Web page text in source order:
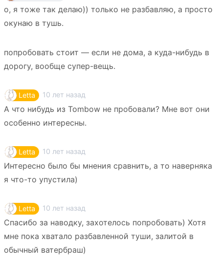
о, я тоже так делаю)) только не разбавляю, а просто
окунаю в тушь.
попробовать стоит — если не дома, а куда-нибудь в
дорогу, вообще супер-вещь.
Letta 10 лет назад
А что нибудь из Tombow не пробовали? Мне вот они
особенно интересны.
Letta 10 лет назад
Интересно было бы мнения сравнить, а то наверняка
я что-то упустила)
Letta 10 лет назад
Спасибо за наводку, захотелось попробовать) Хотя
мне пока хватало разбавленной туши, залитой в
обычный ватербраш)